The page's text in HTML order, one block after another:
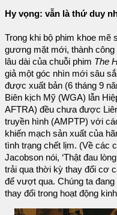
Hy vọng: vẫn là thứ duy
Trong khi bộ phim khoe
gương mặt mới, thành
lâu dài của chuỗi phim The
giả một góc nhìn mới sâu
được xuất bản (6 tháng 9
Biên kịch Mỹ (WGA) lẫn
AFTRA) đều chưa được
truyền hình (AMPTP) với
khiến mạch sản xuất của
tình trạng chết lịm. (Về các
Jacobson nói, ‘Thật đau
trải qua thời kỳ thay đổi cơ
để vượt qua. Chúng ta
thay đổi trong hoạt động